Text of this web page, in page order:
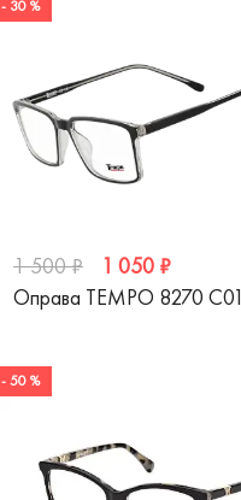
- 30 %
1 500 ₽
1 050 ₽
Оправа TEMPO 8270 C01
- 50 %